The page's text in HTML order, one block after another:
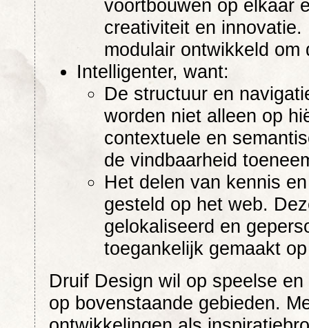
voortbouwen op elkaar
creativiteit en
modulair ontwikkeld
Intelligenter, want:
De structuur en
worden niet alleen op
contextuele en
de vindbaarheid
Het delen van kennis
gesteld op het web.
gelokaliseerd en
toegankelijk gemaakt
Druif Design wil op speelse
op bovenstaande gebieden.